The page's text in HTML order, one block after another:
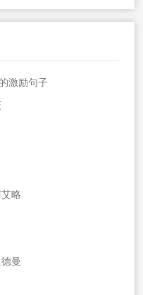
激励句子
略
曼